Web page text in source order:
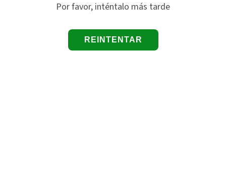
Por favor, inténtalo más tarde
REINTENTAR